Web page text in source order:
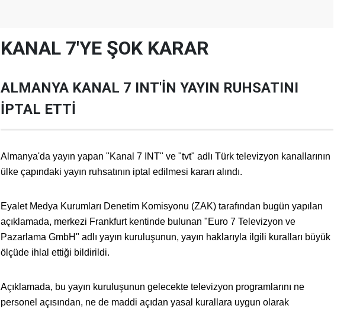
KANAL 7'YE ŞOK KARAR
ALMANYA KANAL 7 INT'İN YAYIN RUHSATINI
İPTAL ETTİ
Almanya'da yayın yapan "Kanal 7 INT" ve "tvt" adlı Türk televizyon kanallarının
ülke çapındaki yayın ruhsatının iptal edilmesi kararı alındı.
Eyalet Medya Kurumları Denetim Komisyonu (ZAK) tarafından bugün yapılan
açıklamada, merkezi Frankfurt kentinde bulunan "Euro 7 Televizyon ve
Pazarlama GmbH" adlı yayın kuruluşunun, yayın haklarıyla ilgili kuralları büyük
ölçüde ihlal ettiği bildirildi.
Açıklamada, bu yayın kuruluşunun gelecekte televizyon programlarını ne
personel açısından, ne de maddi açıdan yasal kurallara uygun olarak